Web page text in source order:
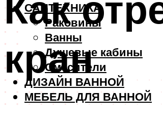
САНТЕХНИКА
Раковины
Ванны
Душевые кабины
Смесители
ДИЗАЙН ВАННОЙ
МЕБЕЛЬ ДЛЯ ВАННОЙ
кран